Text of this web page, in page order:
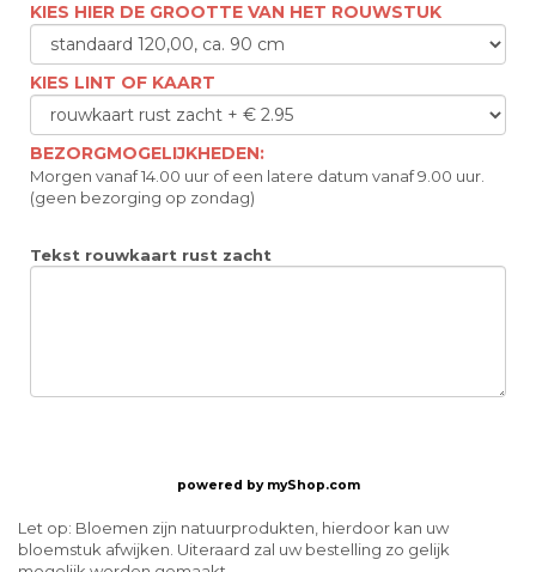
KIES HIER DE GROOTTE VAN HET ROUWSTUK
KIES LINT OF KAART
BEZORGMOGELIJKHEDEN:
Morgen vanaf 14.00 uur of een latere datum vanaf 9.00 uur.
(geen bezorging op zondag)
Tekst rouwkaart rust zacht
powered by myShop.com
Let op: Bloemen zijn natuurprodukten, hierdoor kan uw
bloemstuk afwijken. Uiteraard zal uw bestelling zo gelijk